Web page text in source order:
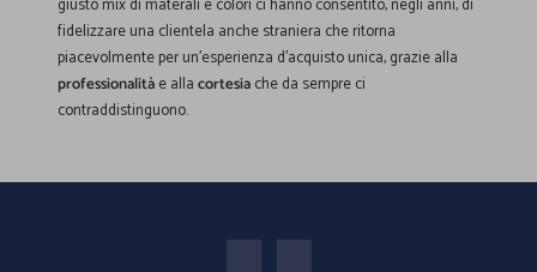
fidelizzare una clientela anche straniera che ritorna
piacevolmente per un'esperienza d'acquisto unica, grazie alla
professionalitàe allacortesiache da sempre ci
contraddistinguono.